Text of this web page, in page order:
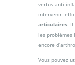
vertus anti-
intervenir
articulaires. Il
les problèmes
encore
Vous pouvez